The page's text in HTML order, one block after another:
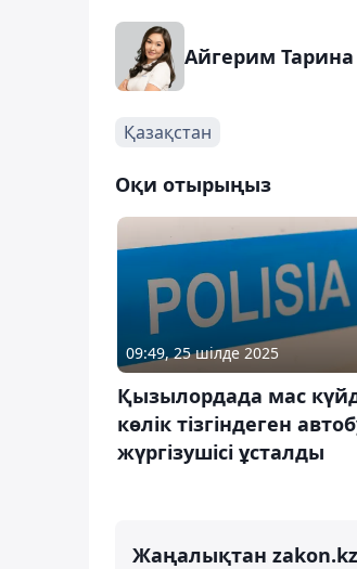
Айгерим Тарина
Қазақстан
Оқи отырыңыз
09:49, 25 шілде 2025
Қызылордада мас
көлік тізгіндеген
жүргізушісі ұсталды
Жаңалықтан